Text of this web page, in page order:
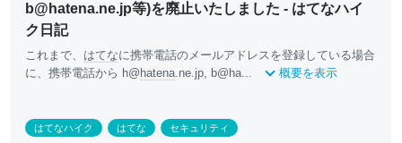
b@hatena.ne.jp等)を廃止いたしました - はてなハイ
ク日記
これまで、 はてなに携帯電話のメールアドレスを登録している場合
に、携帯電話から h@ hatena.ne.jp, b@ha... 概要を表示
はてなハイク はてな セキュリティ